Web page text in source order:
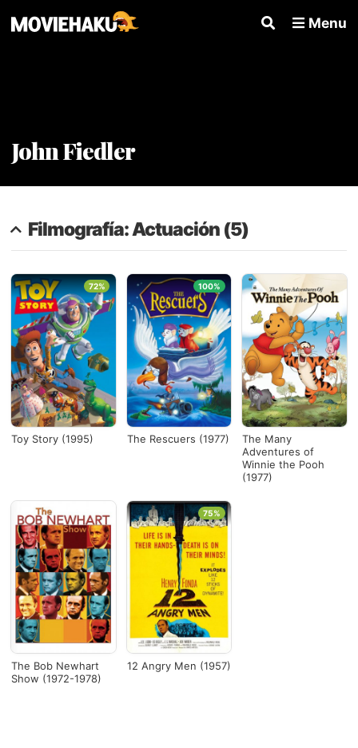
Menu
John Fiedler
Filmografía: Actuación (5)
Toy Story (1995)
72%
The Rescuers (1977)
100%
The Many
Adventures of
Winnie the Pooh
(1977)
The Bob Newhart
Show (1972-1978)
12 Angry Men (1957)
75%